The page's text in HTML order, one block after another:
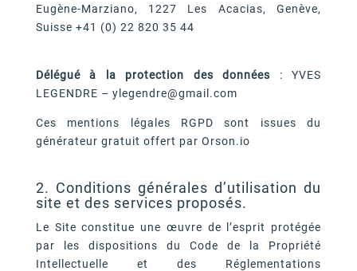
Eugène-Marziano, 1227 Les Acacias, Genève,
Suisse +41 (0) 22 820 35 44
Délégué à la protection des données : YVES
LEGENDRE – ylegendre@gmail.com
Ces mentions légales RGPD sont issues du
générateur gratuit offert par Orson.io
2. Conditions générales d’utilisation du
site et des services proposés.
Le Site constitue une œuvre de l’esprit protégée
par les dispositions du Code de la Propriété
Intellectuelle et des Réglementations